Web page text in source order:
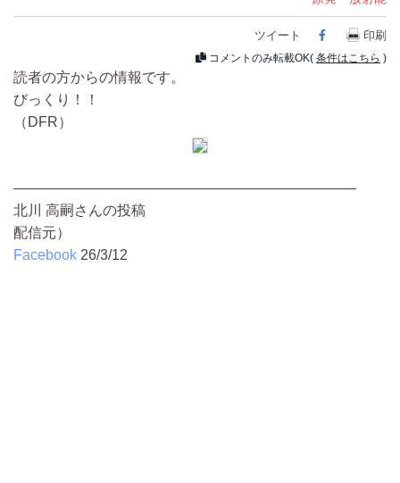
ツイート Facebook
印刷
コメントのみ転載OK( 条件はこちら )
読者の方からの情報です。
びっくり！！
（DFR）
————————————————————————
北川 高嗣さんの投稿
配信元）
Facebook 26/3/12